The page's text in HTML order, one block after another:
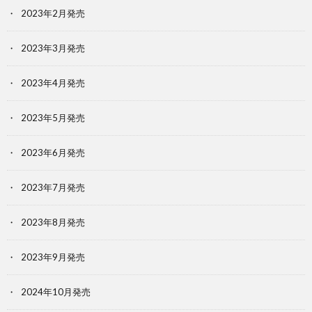
2023年2月発売
2023年3月発売
2023年4月発売
2023年5月発売
2023年6月発売
2023年7月発売
2023年8月発売
2023年9月発売
2024年10月発売